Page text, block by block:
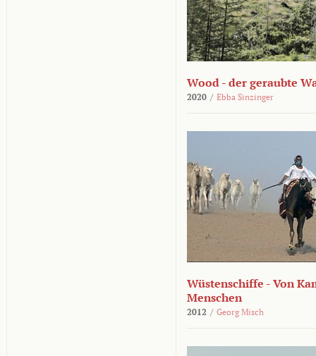
Wood - der geraubte
2020 / Ebba Sinzinger
Wüstenschiffe - Von
Menschen
2012 / Georg Misch